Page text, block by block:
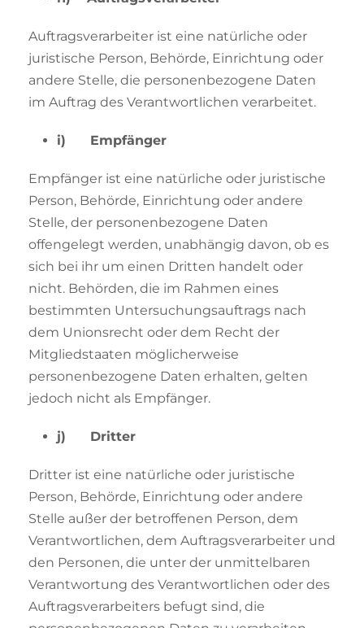
Auftragsverarbeiter ist eine natürliche oder
juristische Person, Behörde, Einrichtung oder
andere Stelle, die personenbezogene Daten
im Auftrag des Verantwortlichen verarbeitet.
i) Empfänger
Empfänger ist eine natürliche oder juristische
Person, Behörde, Einrichtung oder andere
Stelle, der personenbezogene Daten
offengelegt werden, unabhängig davon, ob es
sich bei ihr um einen Dritten handelt oder
nicht. Behörden, die im Rahmen eines
bestimmten Untersuchungsauftrags nach
dem Unionsrecht oder dem Recht der
Mitgliedstaaten möglicherweise
personenbezogene Daten erhalten, gelten
jedoch nicht als Empfänger.
j) Dritter
Dritter ist eine natürliche oder juristische
Person, Behörde, Einrichtung oder andere
Stelle außer der betroffenen Person, dem
Verantwortlichen, dem Auftragsverarbeiter und
den Personen, die unter der unmittelbaren
Verantwortung des Verantwortlichen oder des
Auftragsverarbeiters befugt sind, die